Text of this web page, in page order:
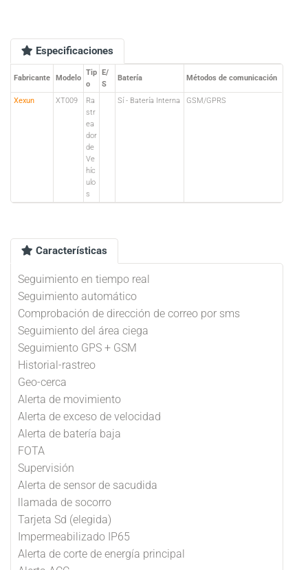
Especificaciones
Fabricante Modelo
Tip
o
E/
S
Batería Métodos de comunicación
Xexun XT009
Ra
str
ea
dor
de
Ve
híc
ulo
s
Sí - Batería Interna GSM/GPRS
Características
Seguimiento en tiempo real
Seguimiento automático
Comprobación de dirección de correo por sms
Seguimiento del área ciega
Seguimiento GPS + GSM
Historial-rastreo
Geo-cerca
Alerta de movimiento
Alerta de exceso de velocidad
Alerta de batería baja
FOTA
Supervisión
Alerta de sensor de sacudida
llamada de socorro
Tarjeta Sd (elegida)
Impermeabilizado IP65
Alerta de corte de energía principal